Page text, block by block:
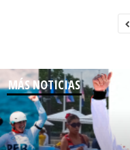
MÁS NOTICIAS